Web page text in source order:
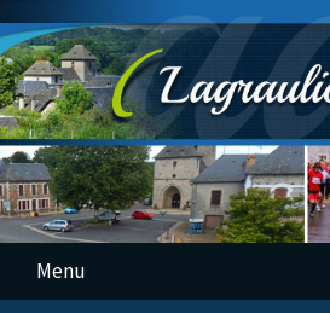
Menu